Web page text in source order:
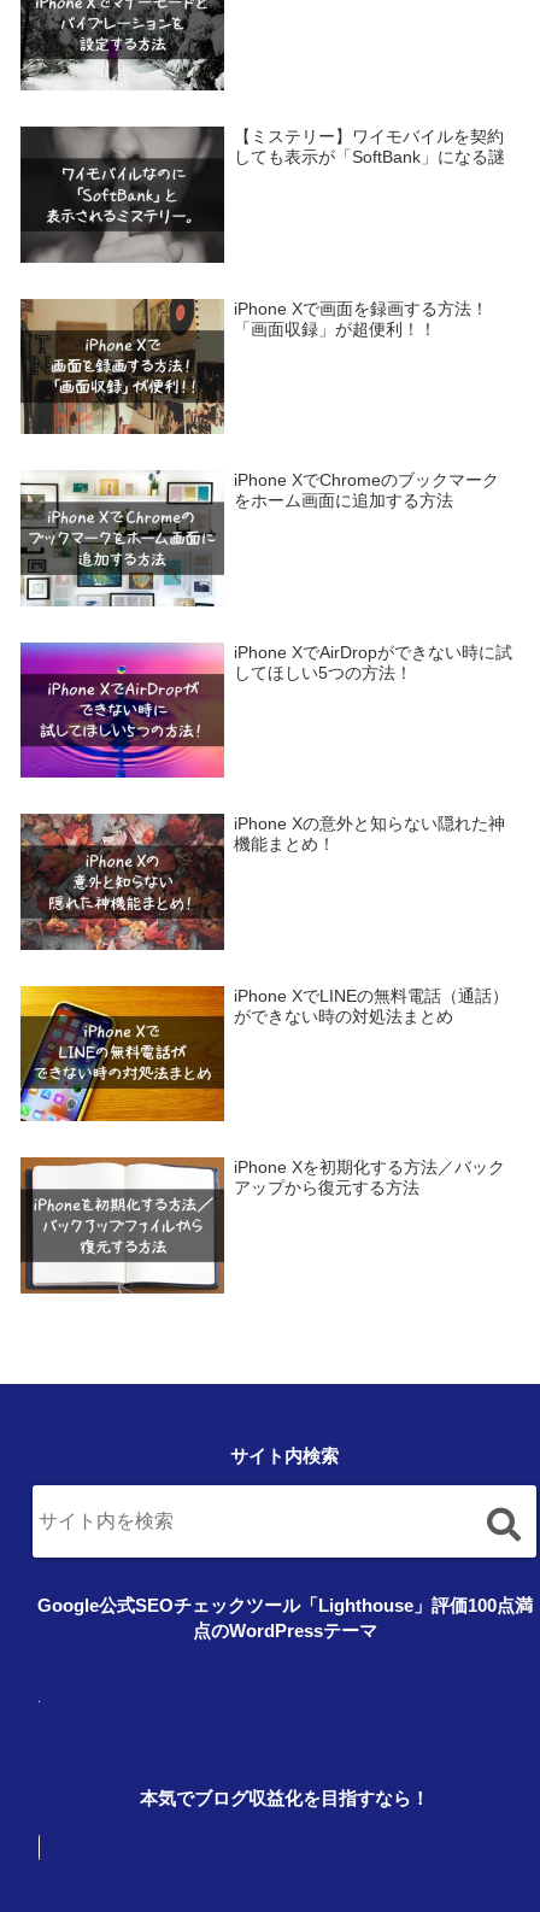
【ミステリー】ワイモバイルを契約
しても表示が「SoftBank」になる謎
iPhone Xで画面を録画する方法！
「画面収録」が超便利！！
iPhone XでChromeのブックマーク
をホーム画面に追加する方法
iPhone XでAirDropができない時に試
してほしい5つの方法！
iPhone Xの意外と知らない隠れた神
機能まとめ！
iPhone XでLINEの無料電話（通話）
ができない時の対処法まとめ
iPhone Xを初期化する方法／バック
アップから復元する方法
サイト内検索
Google公式SEOチェックツール「Lighthouse」評価100点満
点のWordPressテーマ
本気でブログ収益化を目指すなら！